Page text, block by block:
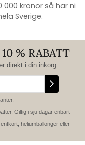
000 kronor så har ni
Sverige.
% RABATT
direkt i din inkorg.
Giltig i sju dagar enbart
heliumballonger eller